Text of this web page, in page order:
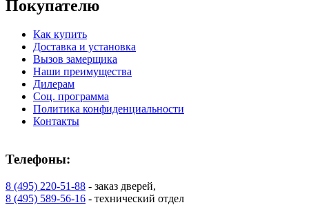
Покупателю
Как купить
Доставка и установка
Вызов замерщика
Наши преимущества
Дилерам
Соц. программа
Политика конфиденциальности
Контакты
Телефоны:
8 (495) 220-51-88 - заказ дверей,
8 (495) 589-56-16 - технический отдел